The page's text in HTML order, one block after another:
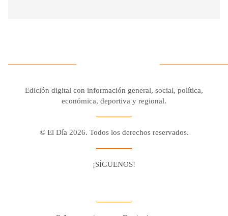
Edición digital con información general, social, política,
económica, deportiva y regional.
© El Día 2026. Todos los derechos reservados.
¡SÍGUENOS!